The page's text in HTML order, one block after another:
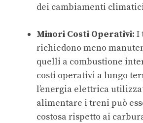
dei cambiamenti
Minori Costi Operativi: I
richiedono meno
quelli a combustione
costi operativi a lungo
l’energia elettrica
alimentare i treni può
costosa rispetto ai